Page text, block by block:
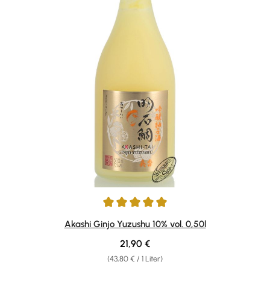
Durchschnittliche Bewertung von 5 von 5 Sternen
Akashi Ginjo Yuzushu 10% vol. 0,50l
(43,80 € / 1 Liter)
Regulärer Preis:
21,90 €